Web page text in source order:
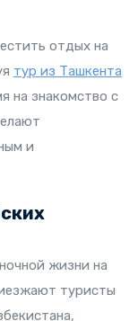
отдых на
тур из Ташкента
на знакомство с
и
жизни на
туристы